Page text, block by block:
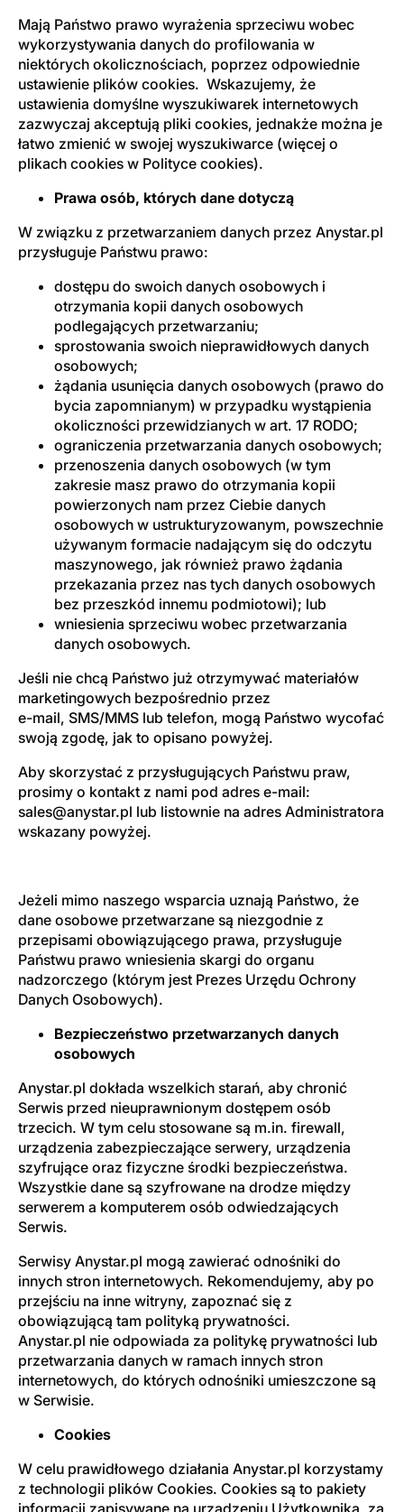
Mają Państwo prawo wyrażenia sprzeciwu wobec
wykorzystywania danych do profilowania w
niektórych okolicznościach, poprzez odpowiednie
ustawienie plików cookies. Wskazujemy, że
ustawienia domyślne wyszukiwarek internetowych
zazwyczaj akceptują pliki cookies, jednakże można je
łatwo zmienić w swojej wyszukiwarce (więcej o
plikach cookies w Polityce cookies).
Prawa osób, których dane dotyczą
W związku z przetwarzaniem danych przez Anystar.pl
przysługuje Państwu prawo:
dostępu do swoich danych osobowych i
otrzymania kopii danych osobowych
podlegających przetwarzaniu;
sprostowania swoich nieprawidłowych danych
osobowych;
żądania usunięcia danych osobowych (prawo do
bycia zapomnianym) w przypadku wystąpienia
okoliczności przewidzianych w art. 17 RODO;
ograniczenia przetwarzania danych osobowych;
przenoszenia danych osobowych (w tym
zakresie masz prawo do otrzymania kopii
powierzonych nam przez Ciebie danych
osobowych w ustrukturyzowanym, powszechnie
używanym formacie nadającym się do odczytu
maszynowego, jak również prawo żądania
przekazania przez nas tych danych osobowych
bez przeszkód innemu podmiotowi); lub
wniesienia sprzeciwu wobec przetwarzania
danych osobowych.
Jeśli nie chcą Państwo już otrzymywać materiałów
marketingowych bezpośrednio przez
e-mail, SMS/MMS lub telefon, mogą Państwo wycofać
swoją zgodę, jak to opisano powyżej.
Aby skorzystać z przysługujących Państwu praw,
prosimy o kontakt z nami pod adres e-mail:
sales@anystar.pl lub listownie na adres Administratora
wskazany powyżej.
Jeżeli mimo naszego wsparcia uznają Państwo, że
dane osobowe przetwarzane są niezgodnie z
przepisami obowiązującego prawa, przysługuje
Państwu prawo wniesienia skargi do organu
nadzorczego (którym jest Prezes Urzędu Ochrony
Danych Osobowych).
Bezpieczeństwo przetwarzanych danych
osobowych
Anystar.pl dokłada wszelkich starań, aby chronić
Serwis przed nieuprawnionym dostępem osób
trzecich. W tym celu stosowane są m.in. firewall,
urządzenia zabezpieczające serwery, urządzenia
szyfrujące oraz fizyczne środki bezpieczeństwa.
Wszystkie dane są szyfrowane na drodze między
serwerem a komputerem osób odwiedzających
Serwis.
Serwisy Anystar.pl mogą zawierać odnośniki do
innych stron internetowych. Rekomendujemy, aby po
przejściu na inne witryny, zapoznać się z
obowiązującą tam polityką prywatności.
Anystar.pl nie odpowiada za politykę prywatności lub
przetwarzania danych w ramach innych stron
internetowych, do których odnośniki umieszczone są
w Serwisie.
Cookies
W celu prawidłowego działania Anystar.pl korzystamy
z technologii plików Cookies. Cookies są to pakiety
informacji zapisywane na urządzeniu Użytkownika, za